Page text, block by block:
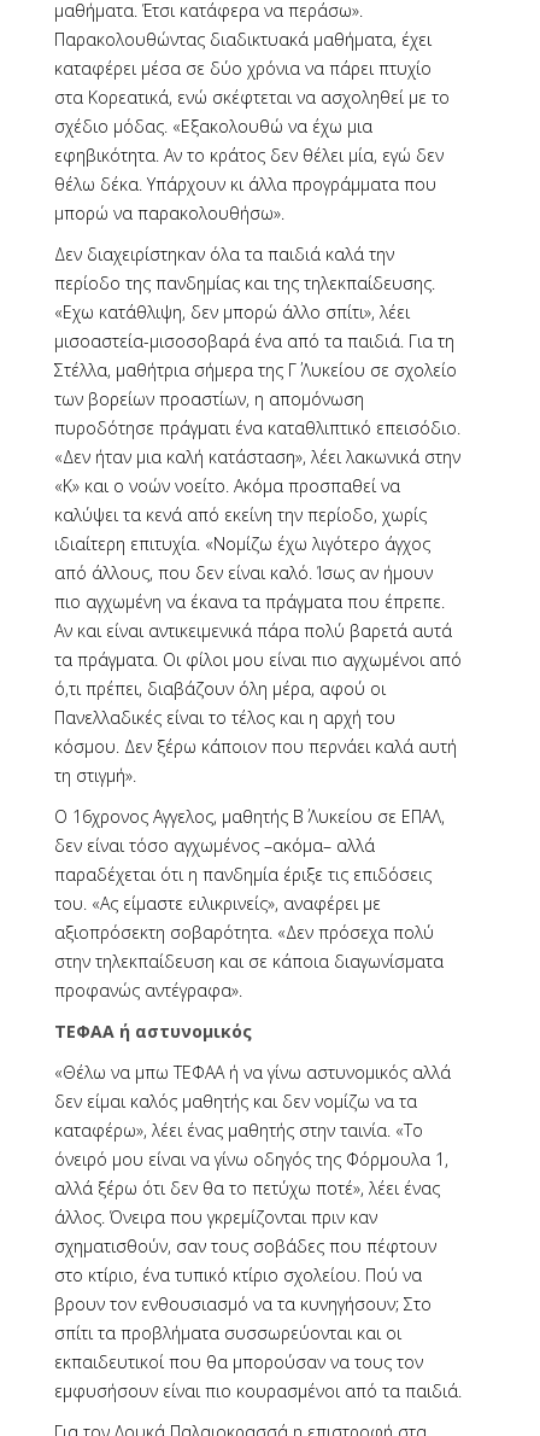
μαθήματα. Έτσι κατάφερα να περάσω».
Παρακολουθώντας διαδικτυακά μαθήματα, έχει
καταφέρει μέσα σε δύο χρόνια να πάρει πτυχίο
στα Κορεατικά, ενώ σκέφτεται να ασχοληθεί με το
σχέδιο μόδας. «Εξακολουθώ να έχω μια
εφηβικότητα. Αν το κράτος δεν θέλει μία, εγώ δεν
θέλω δέκα. Υπάρχουν κι άλλα προγράμματα που
μπορώ να παρακολουθήσω».
Δεν διαχειρίστηκαν όλα τα παιδιά καλά την
περίοδο της πανδημίας και της τηλεκπαίδευσης.
«Εχω κατάθλιψη, δεν μπορώ άλλο σπίτι», λέει
μισοαστεία-μισοσοβαρά ένα από τα παιδιά. Για τη
Στέλλα, μαθήτρια σήμερα της Γ΄ Λυκείου σε σχολείο
των βορείων προαστίων, η απομόνωση
πυροδότησε πράγματι ένα καταθλιπτικό επεισόδιο.
«Δεν ήταν μια καλή κατάσταση», λέει λακωνικά στην
«Κ» και ο νοών νοείτο. Ακόμα προσπαθεί να
καλύψει τα κενά από εκείνη την περίοδο, χωρίς
ιδιαίτερη επιτυχία. «Νομίζω έχω λιγότερο άγχος
από άλλους, που δεν είναι καλό. Ίσως αν ήμουν
πιο αγχωμένη να έκανα τα πράγματα που έπρεπε.
Αν και είναι αντικειμενικά πάρα πολύ βαρετά αυτά
τα πράγματα. Οι φίλοι μου είναι πιο αγχωμένοι από
ό,τι πρέπει, διαβάζουν όλη μέρα, αφού οι
Πανελλαδικές είναι το τέλος και η αρχή του
κόσμου. Δεν ξέρω κάποιον που περνάει καλά αυτή
τη στιγμή».
Ο 16χρονος Αγγελος, μαθητής Β΄ Λυκείου σε ΕΠΑΛ,
δεν είναι τόσο αγχωμένος –ακόμα– αλλά
παραδέχεται ότι η πανδημία έριξε τις επιδόσεις
του. «Ας είμαστε ειλικρινείς», αναφέρει με
αξιοπρόσεκτη σοβαρότητα. «Δεν πρόσεχα πολύ
στην τηλεκπαίδευση και σε κάποια διαγωνίσματα
προφανώς αντέγραφα».
ΤΕΦΑΑ ή αστυνομικός
«Θέλω να μπω ΤΕΦΑΑ ή να γίνω αστυνομικός αλλά
δεν είμαι καλός μαθητής και δεν νομίζω να τα
καταφέρω», λέει ένας μαθητής στην ταινία. «Το
όνειρό μου είναι να γίνω οδηγός της Φόρμουλα 1,
αλλά ξέρω ότι δεν θα το πετύχω ποτέ», λέει ένας
άλλος. Όνειρα που γκρεμίζονται πριν καν
σχηματισθούν, σαν τους σοβάδες που πέφτουν
στο κτίριο, ένα τυπικό κτίριο σχολείου. Πού να
βρουν τον ενθουσιασμό να τα κυνηγήσουν; Στο
σπίτι τα προβλήματα συσσωρεύονται και οι
εκπαιδευτικοί που θα μπορούσαν να τους τον
εμφυσήσουν είναι πιο κουρασμένοι από τα παιδιά.